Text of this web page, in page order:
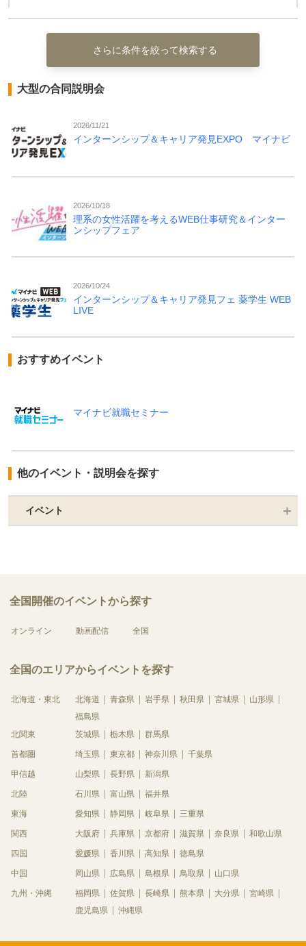
さらに条件を絞って検索する
大型の合同説明会
2026/11/21
インターンシップ＆キャリア発見EXPO マイナビ
2026/10/18
理系の女性活躍を考えるWEB仕事研究＆インター
ンシップフェア
2026/10/24
インターンシップ＆キャリア発見フェ 薬学生 WEB
LIVE
おすすめイベント
マイナビ就職セミナー
他のイベント・説明会を探す
イベント
全国開催のイベントから探す
オンライン 動画配信 全国
全国のエリアからイベントを探す
北海道・東北 北海道 青森県 岩手県 秋田県 宮城県
山形県
福島県
北関東
茨城県 栃木県 群馬県
首都圏 埼玉県 東京都 神奈川県 千葉県
甲信越 山梨県 長野県 新潟県
北陸 石川県 富山県 福井県
東海 愛知県 静岡県 岐阜県 三重県
関西 大阪府 兵庫県 京都府 滋賀県 奈良県 和歌山県
四国 愛媛県 香川県 高知県 徳島県
中国 岡山県 広島県 島根県 鳥取県 山口県
九州・沖縄 福岡県 佐賀県 長崎県 熊本県 大分県
宮崎県
鹿児島県
沖縄県